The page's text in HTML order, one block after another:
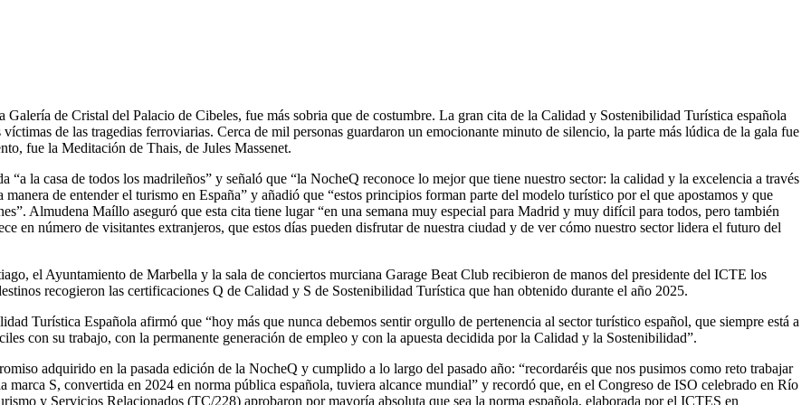
de Cristal del Palacio de Cibeles, fue más sobria que de costumbre. La gran cita de la Calidad y Sostenibilidad Turística española
de las tragedias ferroviarias. Cerca de mil personas guardaron un emocionante minuto de silencio, la parte más lúdica de la gala fue
fue la Meditación de Thais, de Jules Massenet.
la casa de todos los madrileños” y señaló que “la NocheQ reconoce lo mejor que tiene nuestro sector: la calidad y la excelencia a través
de entender el turismo en España” y añadió que “estos principios forman parte del modelo turístico por el que apostamos y que
Almudena Maíllo aseguró que esta cita tiene lugar “en una semana muy especial para Madrid y muy difícil para todos, pero también
en número de visitantes extranjeros, que estos días pueden disfrutar de nuestra ciudad y de ver cómo nuestro sector lidera el futuro del
el Ayuntamiento de Marbella y la sala de conciertos murciana Garage Beat Club recibieron de manos del presidente del ICTE los
recogieron las certificaciones Q de Calidad y S de Sostenibilidad Turística que han obtenido durante el año 2025.
Turística Española afirmó que “hoy más que nunca debemos sentir orgullo de pertenencia al sector turístico español, que siempre está a
con su trabajo, con la permanente generación de empleo y con la apuesta decidida por la Calidad y la Sostenibilidad”.
adquirido en la pasada edición de la NocheQ y cumplido a lo largo del pasado año: “recordaréis que nos pusimos como reto trabajar
marca S, convertida en 2024 en norma pública española, tuviera alcance mundial” y recordó que, en el Congreso de ISO celebrado en Río
y Servicios Relacionados (TC/228) aprobaron por mayoría absoluta que sea la norma española, elaborada por el ICTES en